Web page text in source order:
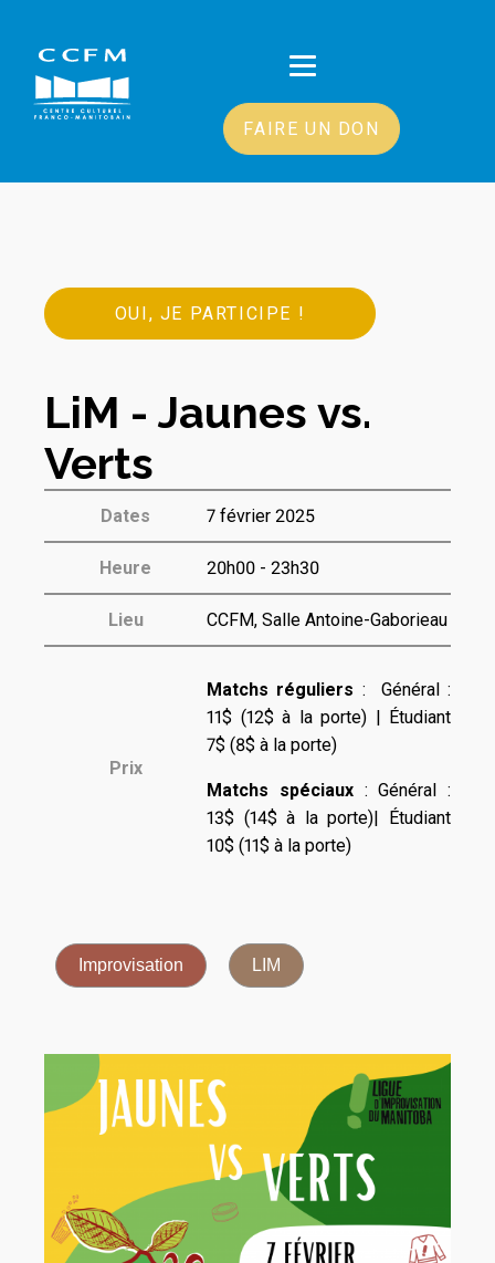
FAIRE UN DON
OUI, JE PARTICIPE !
LiM - Jaunes vs.
Verts
Dates 7 février 2025
Heure 20h00 - 23h30
Lieu CCFM, Salle Antoine-Gaborieau
Prix
Matchs réguliers : Général :
11$ (12$ à la porte) | Étudiant
7$ (8$ à la porte)
Matchs spéciaux: Général :
13$ (14$ à la porte)| Étudiant
10$ (11$ à la porte)
Improvisation LIM